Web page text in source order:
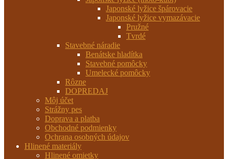
Japonské lyžice špárovacie
Japonské lyžice vymazávacie
Pružné
Tvrdé
Stavebné náradie
Benátske hladítka
Stavebné pomôcky
Umelecké pomôcky
Rôzne
DOPREDAJ
Môj účet
Strážny pes
Doprava a platba
Obchodné podmienky
Ochrana osobných údajov
Hlinené materiály
Hlinené omietky